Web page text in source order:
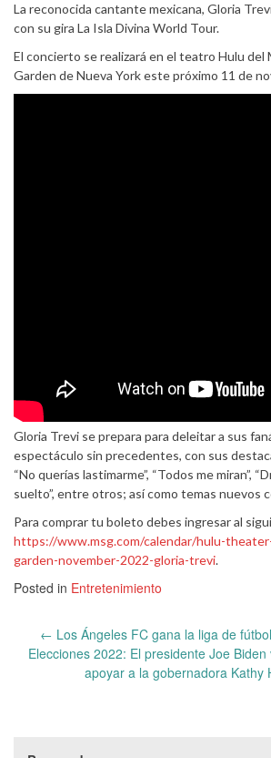
La reconocida cantante mexicana, Gloria
con su gira La Isla Divina World Tour.
El concierto se realizará en el teatro Hulu del
Garden de Nueva York este próximo 11 de
Gloria Trevi se prepara para deleitar a sus
espectáculo sin precedentes, con sus
“No querías lastimarme”, “Todos me miran”,
suelto”, entre otros; así como temas nuevos
Para comprar tu boleto debes ingresar al
https://www.msg.com/calendar/hulu-
garden-november-2022-gloria-trevi.
Posted in Entretenimiento
Post
navigation
← Los Ángeles FC gana la liga de
Elecciones 2022: El presidente Joe
apoyar a la gobernadora Kathy